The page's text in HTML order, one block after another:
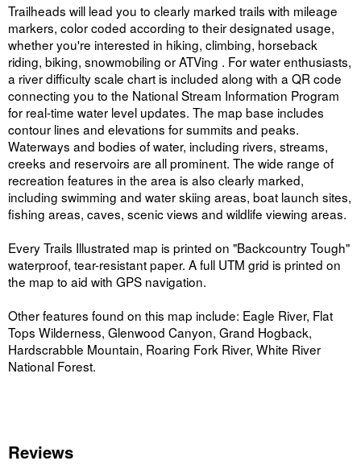
Trailheads will lead you to clearly marked trails with mileage
markers, color coded according to their designated usage,
whether you're interested in hiking, climbing, horseback
riding, biking, snowmobiling or ATVing . For water enthusiasts,
a river difficulty scale chart is included along with a QR code
connecting you to the National Stream Information Program
for real-time water level updates. The map base includes
contour lines and elevations for summits and peaks.
Waterways and bodies of water, including rivers, streams,
creeks and reservoirs are all prominent. The wide range of
recreation features in the area is also clearly marked,
including swimming and water skiing areas, boat launch sites,
fishing areas, caves, scenic views and wildlife viewing areas.
Every Trails Illustrated map is printed on "Backcountry Tough"
waterproof, tear-resistant paper. A full UTM grid is printed on
the map to aid with GPS navigation.
Other features found on this map include: Eagle River, Flat
Tops Wilderness, Glenwood Canyon, Grand Hogback,
Hardscrabble Mountain, Roaring Fork River, White River
National Forest.
Reviews